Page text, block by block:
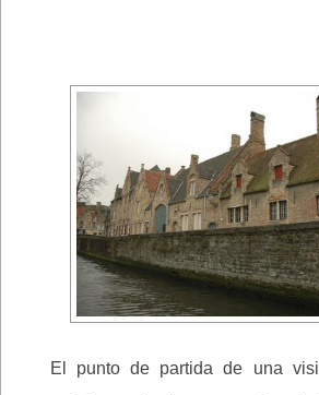
El punto de partida de una